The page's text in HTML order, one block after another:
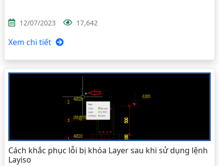
12/07/2023 17,642
Xem chi tiết
Cách khắc phục lỗi bị khóa Layer sau khi sử dụng lệnh
Layiso